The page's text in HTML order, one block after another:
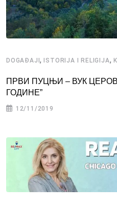
DOGAĐAJI, ISTORIJA I RELIGIJA,
ПРВИ ПУЦЊИ – ВУК
ГОДИНЕ”
12/11/2019